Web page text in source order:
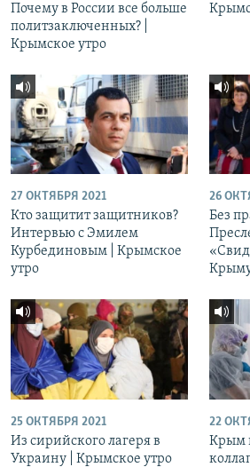
Почему в России все больше
политзаключенных? |
Крымское утро
27 ОКТЯБРЯ 2021
Кто защитит защитников?
Интервью с Эмилем
Курбединовым | Крымское
утро
26
Без
25 ОКТЯБРЯ 2021
Из сирийского лагеря в
Украину | Крымское утро
22
Крым